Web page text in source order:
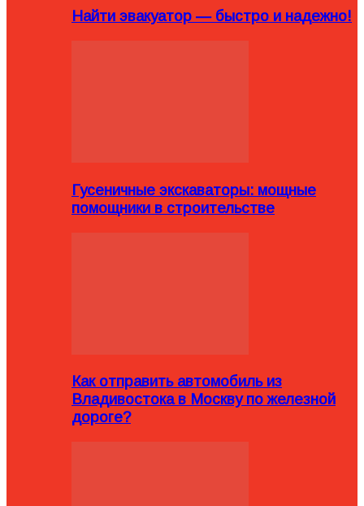
Найти эвакуатор — быстро и надежно!
Гусеничные экскаваторы: мощные
помощники в строительстве
Как отправить автомобиль из
Владивостока в Москву по железной
дороге?